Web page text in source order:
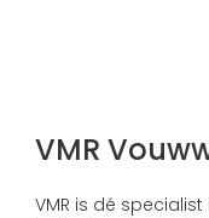
VMR
VMR is dé